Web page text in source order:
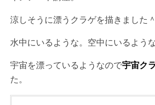
涼しそうに漂うクラゲを描きました
水中にいるような。空中にいるような
宇宙を漂っているようなので宇宙ク
た。